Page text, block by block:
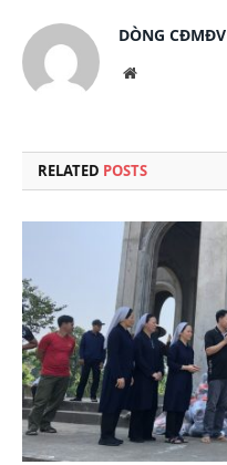
DÒNG CĐMĐV
Website
RELATED POSTS